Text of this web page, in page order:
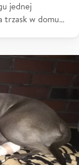
jednej
trzask w domu…